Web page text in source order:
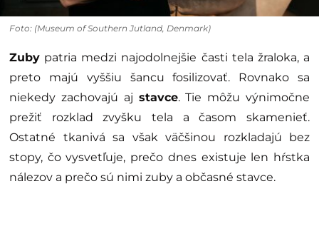
Foto: (Museum of Southern Jutland, Denmark)
Zuby patria medzi najodolnejšie časti tela žraloka, a
preto majú vyššiu šancu fosilizovať. Rovnako sa
niekedy zachovajú aj stavce. Tie môžu výnimočne
prežiť rozklad zvyšku tela a časom skamenieť.
Ostatné tkanivá sa však väčšinou rozkladajú bez
stopy, čo vysvetľuje, prečo dnes existuje len hŕstka
nálezov a prečo sú nimi zuby a občasné stavce.